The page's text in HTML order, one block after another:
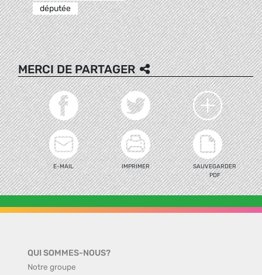
députée
MERCI DE PARTAGER
E-MAIL IMPRIMER
SAUVEGARDER
PDF
QUI SOMMES-NOUS?
Notre groupe